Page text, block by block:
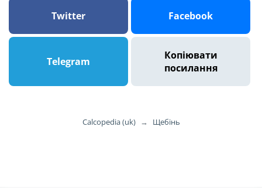
Twitter Facebook
Telegram
Копіювати
посилання
Calcopedia (uk) → Щебінь